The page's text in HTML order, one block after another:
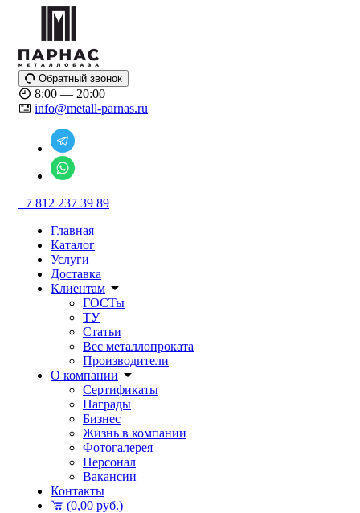
Обратный звонок
8:00 — 20:00
info@metall-parnas.ru
+7 812 237 39 89
Главная
Каталог
Услуги
Доставка
Клиентам
ГОСТы
ТУ
Статьи
Вес металлопроката
Производители
О компании
Сертификаты
Награды
Бизнес
Жизнь в компании
Фотогалерея
Персонал
Вакансии
Контакты
(0,00 руб.)